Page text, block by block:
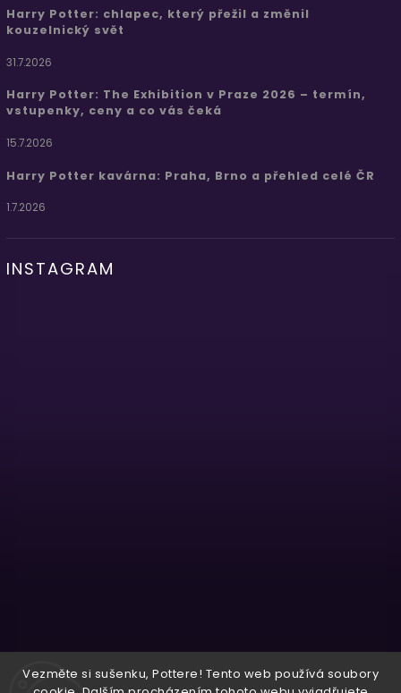
Vezměte si sušenku, Pottere! Tento web používá soubory
Harry Potter: chlapec, který přežil a změnil
kouzelnický svět
31.7.2026
Harry Potter: The Exhibition v Praze 2026 – termín,
vstupenky, ceny a co vás čeká
15.7.2026
Harry Potter kavárna: Praha, Brno a přehled celé ČR
1.7.2026
INSTAGRAM
Sledovat na Instagramu